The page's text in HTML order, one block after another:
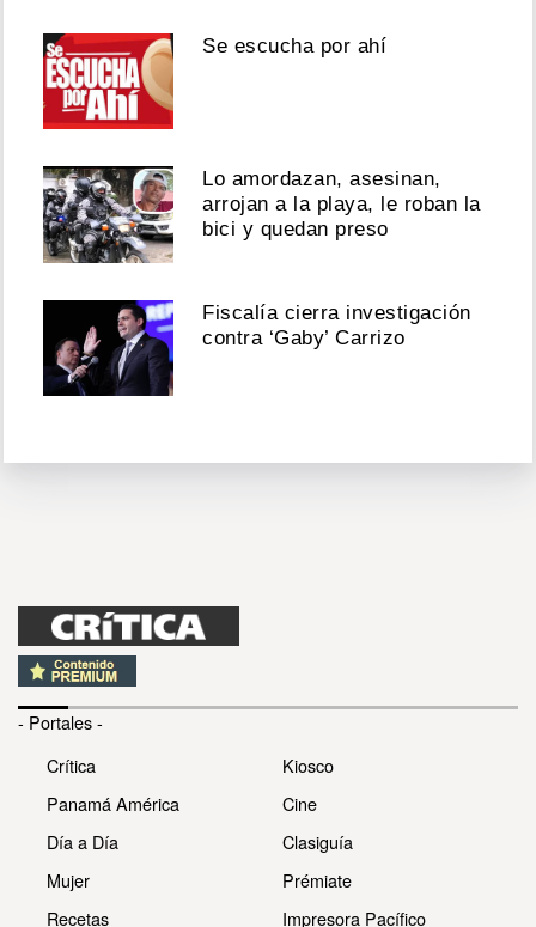
Se escucha por ahí
Lo amordazan, asesinan,
arrojan a la playa, le roban la
bici y quedan preso
Fiscalía cierra investigación
contra ‘Gaby’ Carrizo
- Portales -
Crítica
Panamá América
Día a Día
Mujer
Recetas
Kiosco
Cine
Clasiguía
Prémiate
Impresora Pacífico